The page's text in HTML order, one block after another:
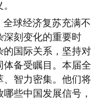
球经济复苏充满不
深刻变化的重要时
的国际关系，坚持对
备受瞩目。本届全
、智力密集。他们将
些中国发展信号，